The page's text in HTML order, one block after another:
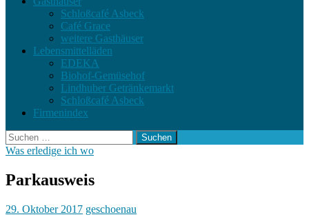
Schloßcafé Asbeck
Café Grace
weitere Gasthäuser
Lebensmittelläden
EDEKA
Biohof-Gemüsehof
Lindhuber Getränkemarkt
Schloßcafé Asbeck
Firmenindex
Suchen
nach:
Was erledige ich wo
Parkausweis
29. Oktober 2017 geschoenau